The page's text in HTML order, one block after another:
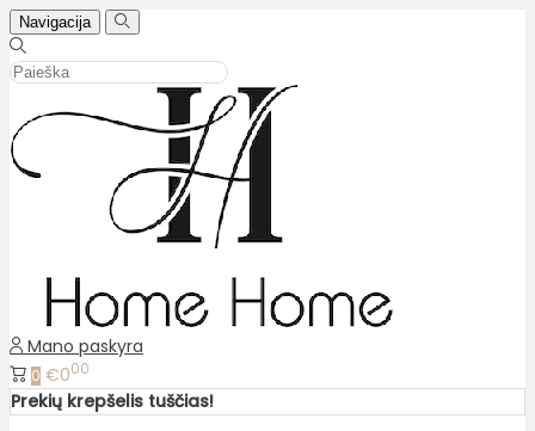
Navigacija
Mano paskyra
0 €000
Prekių krepšelis tuščias!